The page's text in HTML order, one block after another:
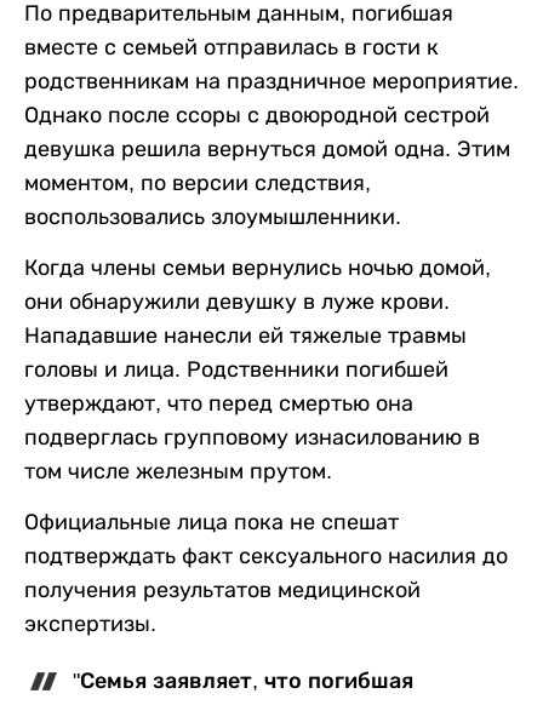
По предварительным данным, погибшая
вместе с семьей отправилась в гости к
родственникам на праздничное мероприятие.
Однако после ссоры с двоюродной сестрой
девушка решила вернуться домой одна. Этим
моментом, по версии следствия,
воспользовались злоумышленники.
Когда члены семьи вернулись ночью домой,
они обнаружили девушку в луже крови.
Нападавшие нанесли ей тяжелые травмы
головы и лица. Родственники погибшей
утверждают, что перед смертью она
подверглась групповому изнасилованию в
том числе железным прутом.
Официальные лица пока не спешат
подтверждать факт сексуального насилия до
получения результатов медицинской
экспертизы.
"Семья заявляет, что погибшая